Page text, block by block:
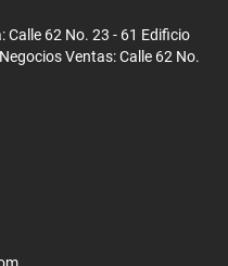
Calle 62 No. 23 - 61 Edificio
Ventas: Calle 62 No.